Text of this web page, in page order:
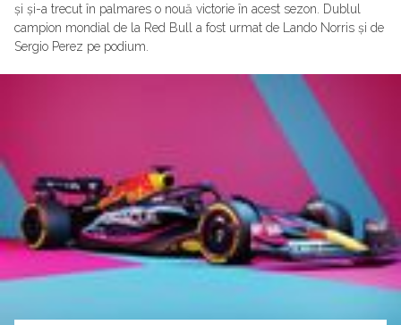
și și-a trecut în palmares o nouă victorie în acest sezon. Dublul
campion mondial de la Red Bull a fost urmat de Lando Norris și de
Sergio Perez pe podium.